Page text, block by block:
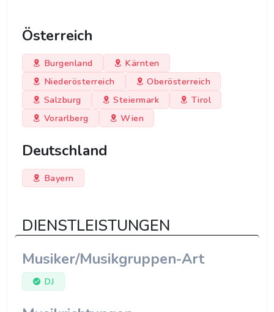
Österreich
Burgenland
Kärnten
Niederösterreich
Oberösterreich
Salzburg
Steiermark
Tirol
Vorarlberg
Wien
Deutschland
Bayern
DIENSTLEISTUNGEN
Musiker/Musikgruppen-Art
DJ